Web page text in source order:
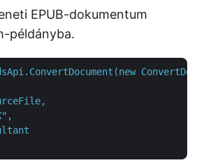
EPUB-dokumentum
példányba.